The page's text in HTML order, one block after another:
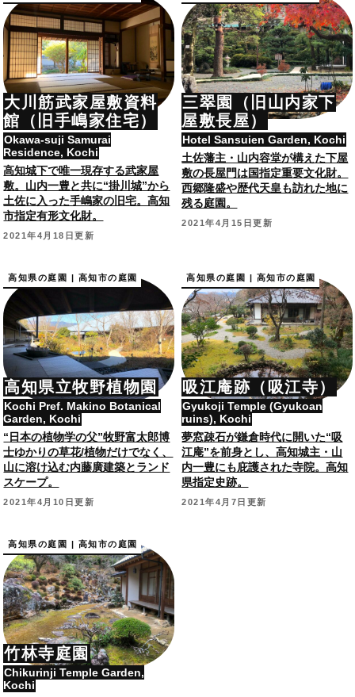
大川筋武家屋敷資料
館（旧手嶋家住宅）
Okawa-suji Samurai
Residence, Kochi
高知城下で唯一現存する武家屋
敷。山内一豊と共に“掛川城”から
土佐に入った手嶋家の旧宅。高知
市指定有形文化財。
2021年4月18日更新
三翠園（旧山内家下
屋敷長屋）
Hotel Sansuien Garden, Kochi
土佐藩主・山内容堂が構えた下屋
敷の長屋門は国指定重要文化財。
西郷隆盛や歴代天皇も訪れた地に
残る庭園。
2021年4月15日更新
高知県の庭園 | 高知市の庭園
高知県立牧野植物園
Kochi Pref. Makino Botanical
Garden, Kochi
“日本の植物学の父”牧野富太郎博
士ゆかりの草花/植物だけでなく、
山に溶け込む内藤廣建築とランド
スケープ。
2021年4月10日更新
高知県の庭園 | 高知市の庭園
吸江庵跡（吸江寺）
Gyukoji Temple (Gyukoan
ruins), Kochi
夢窓疎石が鎌倉時代に開いた“吸
江庵”を前身とし、高知城主・山
内一豊にも庇護された寺院。高知
県指定史跡。
2021年4月7日更新
高知県の庭園 | 高知市の庭園
竹林寺庭園
Chikurinji Temple Garden,
Kochi